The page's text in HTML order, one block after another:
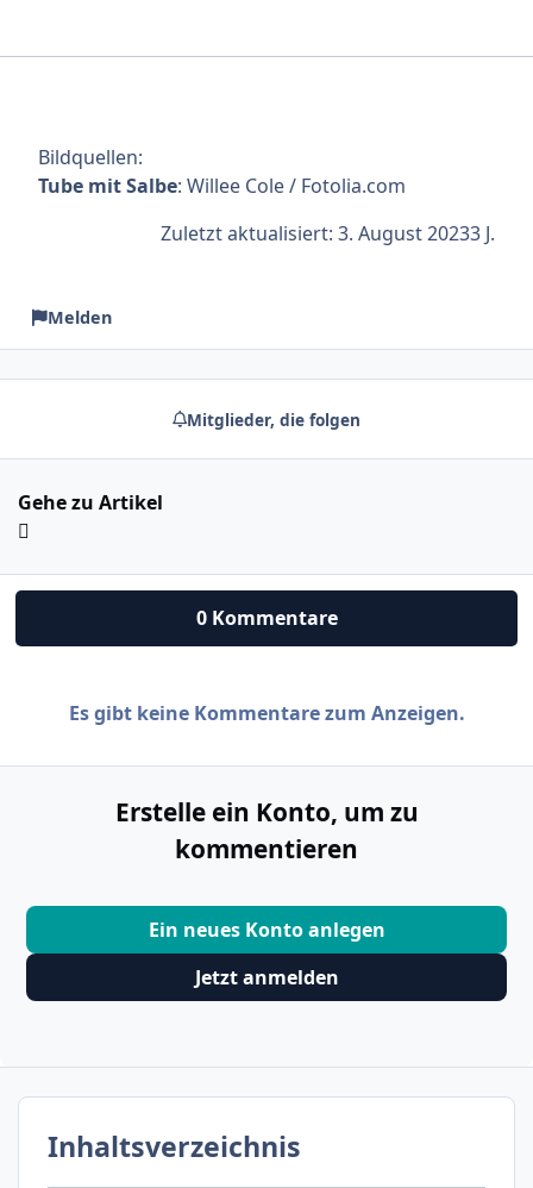
Bildquellen:
Tube mit Salbe: Willee Cole / Fotolia.com
Zuletzt aktualisiert: 3. August 20233 J.
Melden
Mitglieder, die folgen
Gehe zu Artikel
0 Kommentare
Es gibt keine Kommentare zum Anzeigen.
Erstelle ein Konto, um zu
kommentieren
Ein neues Konto anlegen
Jetzt anmelden
Inhaltsverzeichnis